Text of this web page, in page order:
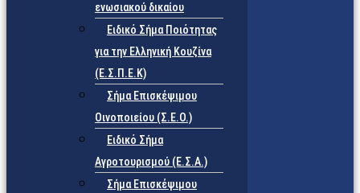
ενωσιακού δικαίου
Ειδικό Σήμα Ποιότητας
για την Ελληνική Κουζίνα
(Ε.Σ.Π.Ε.Κ)
Σήμα Επισκέψιμου
Οινοποιείου (Σ.Ε.Ο.)
Ειδικό Σήμα
Αγροτουρισμού (Ε.Σ.Α.)
Σήμα Επισκέψιμου